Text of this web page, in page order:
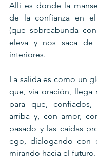
Allí es donde la
de la confianza en
(que sobreabunda
eleva y nos saca de
interiores.
La salida es como un
que, vía oración, llega
para que, confiados,
arriba y, con amor,
pasado y las caídas
ego, dialogando con
mirando hacia el futuro.